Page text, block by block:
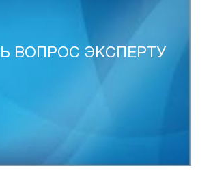
ВОПРОС ЭКСПЕРТУ